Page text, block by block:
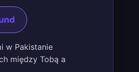
w Pakistanie
między Tobą a